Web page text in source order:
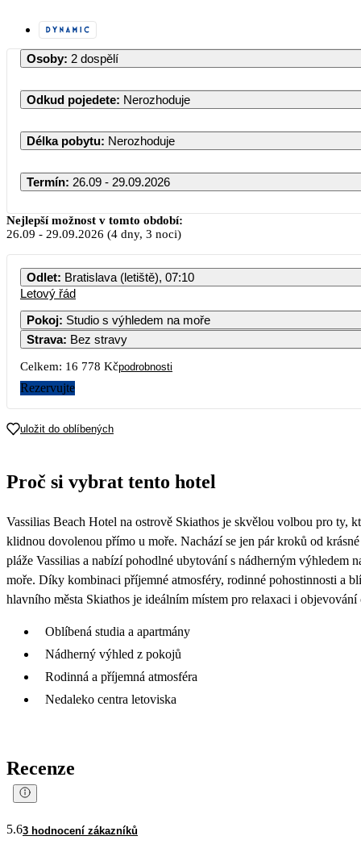
Osoby: 2 dospělí
Odkud pojedete: Nerozhoduje
Délka pobytu: Nerozhoduje
Termín: 26.09 - 29.09.2026
Září 2026
PO ÚT ST ČT PÁ SO NE
10 519 11 869
7
21
8 939
Nejlepší možnost v tomto období:
26.09 - 29.09.2026 (4 dny, 3 noci)
Odlet: Bratislava (letiště), 07:10
Letový řád
Pokoj:
Studio s výhledem na moře
Strava: Bez stravy
Celkem: 16 778 Kčpodrobnosti
Rezervujte
uložit do oblíbených
Proč si vybrat tento hotel
Vassilias Beach Hotel na ostrově Skiathos je skvělou volbou pro ty,
klidnou dovolenou přímo u moře. Nachází se jen pár kroků od krásné
pláže Vassilias a nabízí pohodlné ubytování s nádherným výhledem
moře. Díky kombinaci příjemné atmosféry, rodinné pohostinnosti a
hlavního města Skiathos je ideálním místem pro relaxaci i objevování
Oblíbená studia a apartmány
Nádherný výhled z pokojů
Rodinná a příjemná atmosféra
Nedaleko centra letoviska
Recenze
5.63 hodnocení zákazníků